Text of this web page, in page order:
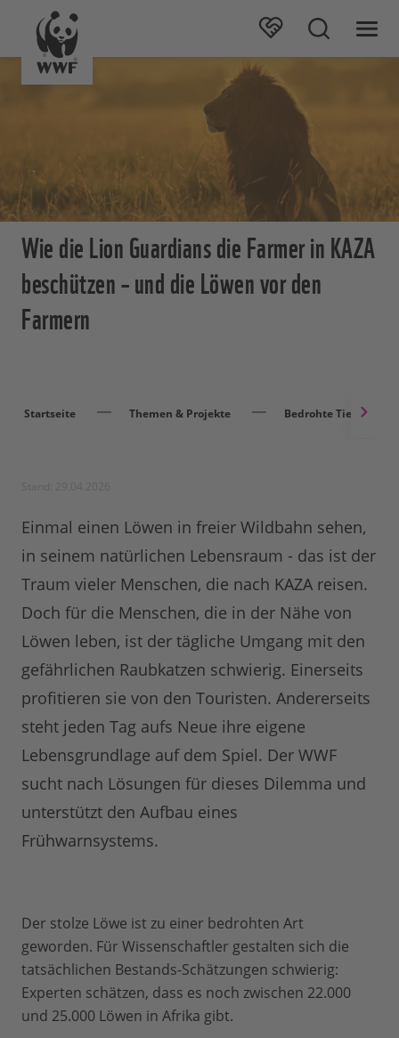
Wie die Lion Guardians die Farmer in KAZA
beschützen – und die Löwen vor den
Farmern
Startseite Themen & Projekte Bedrohte Tierarten
Einmal einen Löwen in freier Wildbahn sehen,
in seinem natürlichen Lebensraum - das ist der
Traum vieler Menschen, die nach KAZA reisen.
Doch für die Menschen, die in der Nähe von
Löwen leben, ist der tägliche Umgang mit den
gefährlichen Raubkatzen schwierig. Einerseits
profitieren sie von den Touristen. Andererseits
steht jeden Tag aufs Neue ihre eigene
Lebensgrundlage auf dem Spiel. Der WWF
sucht nach Lösungen für dieses Dilemma und
unterstützt den Aufbau eines
Frühwarnsystems.
Der stolze Löwe ist zu einer bedrohten Art
geworden. Für Wissenschaftler gestalten sich die
tatsächlichen Bestands-Schätzungen schwierig:
Experten schätzen, dass es noch zwischen 22.000
und 25.000 Löwen in Afrika gibt.